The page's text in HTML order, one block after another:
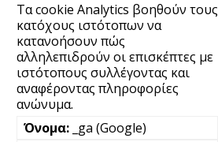
Τα cookie Analytics βοηθούν τους
κατόχους ιστότοπων να
κατανοήσουν πώς
αλληλεπιδρούν οι επισκέπτες με
ιστότοπους συλλέγοντας και
αναφέροντας πληροφορίες
ανώνυμα.
_ga (Google)